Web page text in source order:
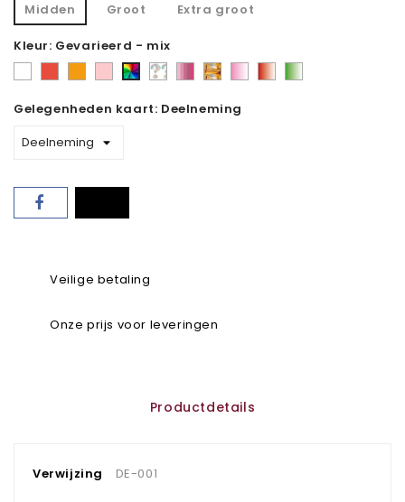
Midden
Groot Extra groot
Kleur: Gevarieerd - mix
RozeGevarieerd
Keuze RozeHerfst
wit
Gelegenheden kaart: Deelneming
Veilige betaling
Onze prijs voor leveringen
Productdetails
Verwijzing DE-001